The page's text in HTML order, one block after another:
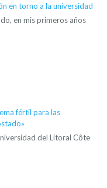
en torno a la universidad
en mis primeros años
fértil para las
del Litoral Côte